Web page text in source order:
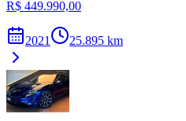
R$ 449.990,00
2021 25.895 km